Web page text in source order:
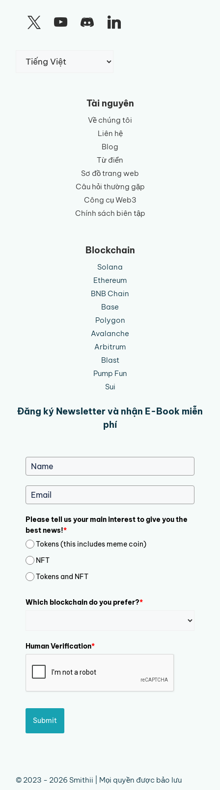
Chọn
một
Tài nguyên
Về chúng tôi
Liên hệ
Blog
Từ điển
Sơ đồ trang web
Câu hỏi thường gặp
Công cụ Web3
Chính sách biên tập
Blockchain
Solana
Ethereum
BNB Chain
Base
Polygon
Avalanche
Arbitrum
Blast
Pump Fun
Sui
Đăng ký Newsletter và nhận E-Book miễn
phí
Please tell us your main interest to give you the
best news!*
Tokens (this includes meme coin)
NFT
Tokens and NFT
Which blockchain do you prefer?*
Human Verification*
Submit
© 2023 - 2026 Smithii | Mọi quyền được bảo lưu